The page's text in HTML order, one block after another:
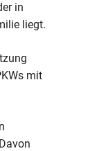
in
liegt.
mit